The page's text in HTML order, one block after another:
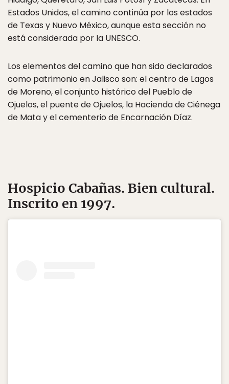
Estados Unidos, el camino continúa por los estados
de Texas y Nuevo México, aunque esta sección no
está considerada por la UNESCO.
Los elementos del camino que han sido declarados
como patrimonio en Jalisco son: el centro de Lagos
de Moreno, el conjunto histórico del Pueblo de
Ojuelos, el puente de Ojuelos, la Hacienda de Ciénega
de Mata y el cementerio de Encarnación Díaz.
Hospicio Cabañas. Bien cultural.
Inscrito en 1997.